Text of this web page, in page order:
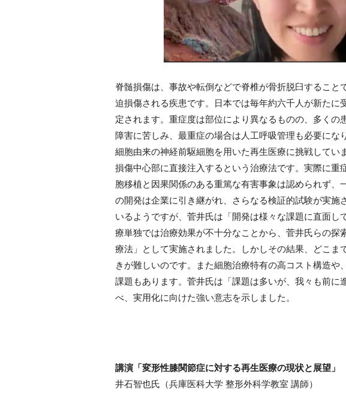
脊髄損傷は、事故や転倒などで脊椎が骨折脱臼すること
迫損傷される疾患です。日本では毎年約六千人が新たに
定されます。重症度は部位により異なるものの、多くの
障害に苦しみ、最重症の場合は人工呼吸管理も必要にな
細胞由来の神経前駆細胞を用いた再生医療に挑戦してい
損傷中心部に直接注入するという治療法です。実際に重
胞移植と因果関係のある重篤な有害事象は認められず、
の開発は企業に引き継がれ、さらなる検証的試験が実施
いるようですが、菅井氏は「開発は様々な課題に直面し
療単独では治療効果が不十分なことから、菅井氏らの探
療法」として実施されました。しかしその結果、どこま
きが難しいのです。また細胞治療特有の高コスト構造や
課題もあります。菅井氏は「課題は多いが、我々も前に
べ、実用化に向けた強い意志を示しました。
講演「変形性膝関節症に対する再生医療の現状と展望」
井石智也氏（兵庫医科大学 整形外科学教室 講師）